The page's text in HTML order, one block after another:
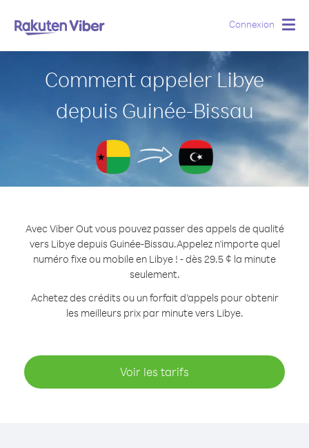
Connexion
Comment appeler Libye
depuis Guinée-Bissau
Avec Viber Out vous pouvez passer des appels de qualité
vers Libye depuis Guinée-Bissau.Appelez n'importe quel
numéro fixe ou mobile en Libye ! - dès 29.5 ¢ la minute
seulement.
Achetez des crédits ou un forfait d’appels pour obtenir
les meilleurs prix par minute vers Libye.
Voir les tarifs